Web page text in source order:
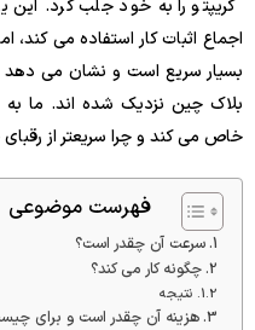
بسیار سریع است و نشان می
بلاک چین نزدیک شده اند. ما
خاص می کند و چرا سریعتر از
فهرست موضوعی
سرعت آن چقدر است؟
چگونه کار می کند؟
نتیجه
هزینه آن چقدر است و برای